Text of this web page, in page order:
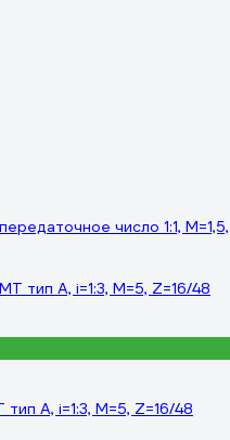
число 1:1, M=1,5,
А, i=1:3, M=5, Z=16/48